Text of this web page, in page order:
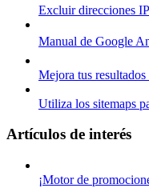
Excluir direcciones
Manual de Google
Mejora tus
Utiliza los sitemaps
Artículos de interés
¡Motor de